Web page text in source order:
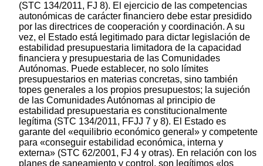
(STC 134/2011, FJ 8). El ejercicio de las competencias
autonómicas de carácter financiero debe estar presidido
por las directrices de cooperación y coordinación. A su
vez, el Estado está legitimado para dictar legislación de
estabilidad presupuestaria limitadora de la capacidad
financiera y presupuestaria de las Comunidades
Autónomas. Puede establecer, no solo límites
presupuestarios en materias concretas, sino también
topes generales a los propios presupuestos; la sujeción
de las Comunidades Autónomas al principio de
estabilidad presupuestaria es constitucionalmente
legítima (STC 134/2011, FFJJ 7 y 8). El Estado es
garante del «equilibrio económico general» y competente
para «conseguir estabilidad económica, interna y
externa» (STC 62/2001, FJ 4 y otras). En relación con los
planes de saneamiento y control, son legítimos «los